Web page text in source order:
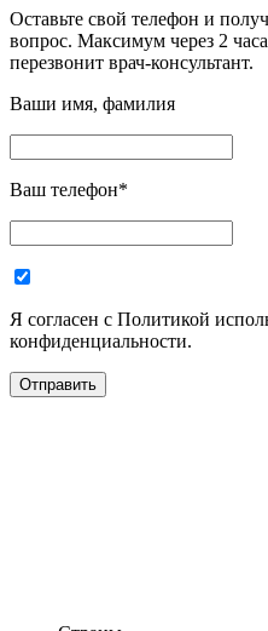
Оставьте свой телефон и
вопрос. Максимум через 2
перезвонит врач-консультант.
Ваши имя, фамилия
Ваш телефон*
Я согласен с Политикой
конфиденциальности.